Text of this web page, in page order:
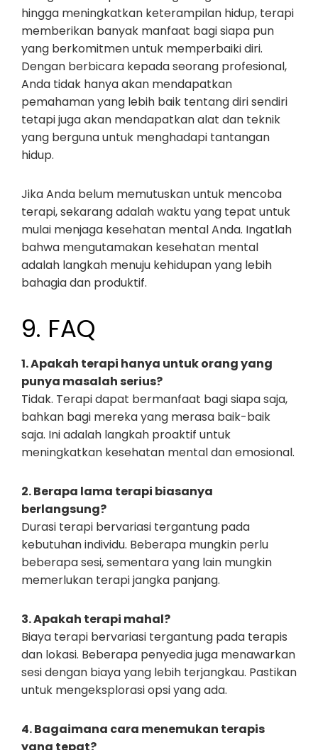
hingga meningkatkan keterampilan hidup, terapi
memberikan banyak manfaat bagi siapa pun
yang berkomitmen untuk memperbaiki diri.
Dengan berbicara kepada seorang profesional,
Anda tidak hanya akan mendapatkan
pemahaman yang lebih baik tentang diri sendiri
tetapi juga akan mendapatkan alat dan teknik
yang berguna untuk menghadapi tantangan
hidup.
Jika Anda belum memutuskan untuk mencoba
terapi, sekarang adalah waktu yang tepat untuk
mulai menjaga kesehatan mental Anda. Ingatlah
bahwa mengutamakan kesehatan mental
adalah langkah menuju kehidupan yang lebih
bahagia dan produktif.
9. FAQ
1. Apakah terapi hanya untuk orang yang
punya masalah serius?
Tidak. Terapi dapat bermanfaat bagi siapa saja,
bahkan bagi mereka yang merasa baik-baik
saja. Ini adalah langkah proaktif untuk
meningkatkan kesehatan mental dan emosional.
2. Berapa lama terapi biasanya
berlangsung?
Durasi terapi bervariasi tergantung pada
kebutuhan individu. Beberapa mungkin perlu
beberapa sesi, sementara yang lain mungkin
memerlukan terapi jangka panjang.
3. Apakah terapi mahal?
Biaya terapi bervariasi tergantung pada terapis
dan lokasi. Beberapa penyedia juga menawarkan
sesi dengan biaya yang lebih terjangkau. Pastikan
untuk mengeksplorasi opsi yang ada.
4. Bagaimana cara menemukan terapis